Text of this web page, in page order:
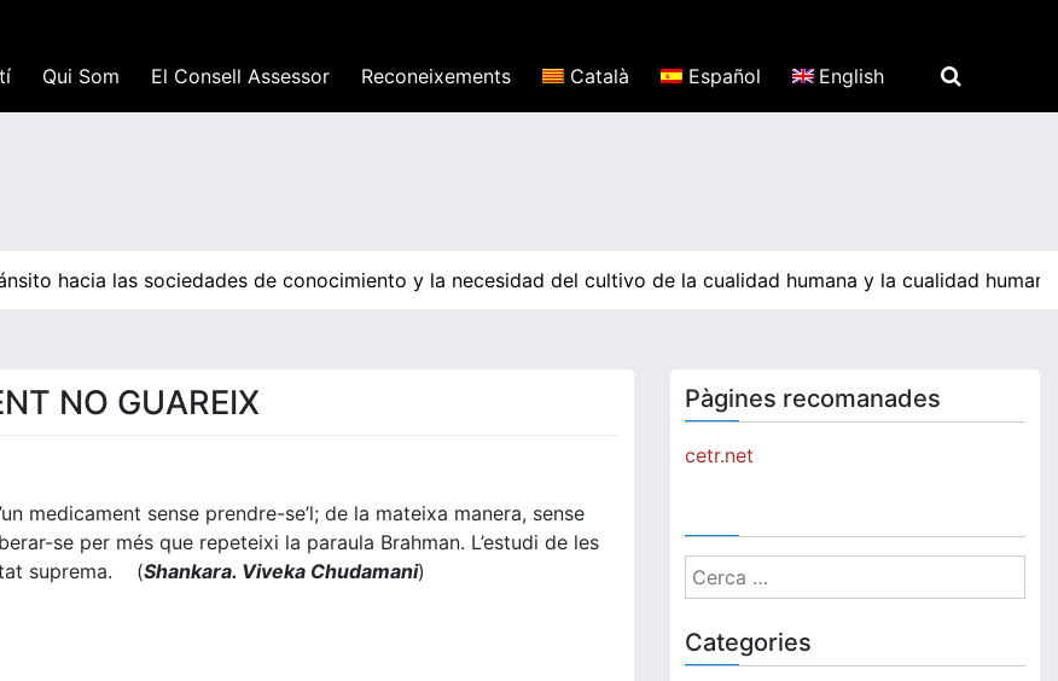
Qui Som El Consell Assessor Reconeixements Català Español English
hacia las sociedades de conocimiento y la necesidad del cultivo de la cualidad humana y la cualidad
NO GUAREIX
medicament sense prendre-se’l; de la mateixa manera, sense
se per més que repeteixi la paraula Brahman. L’estudi de les
suprema. (Shankara. Viveka Chudamani)
Pàgines recomanades
cetr.net
Cerca:
Categories